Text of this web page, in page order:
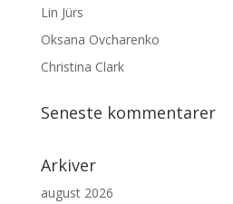
Lin Jürs
Oksana Ovcharenko
Christina Clark
Seneste kommentarer
Arkiver
august 2026